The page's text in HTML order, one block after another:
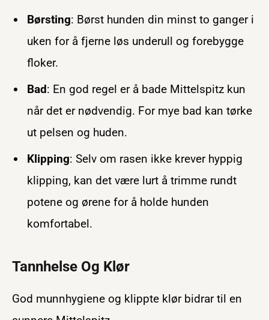
Børsting: Børst hunden din minst to ganger i
uken for å fjerne løs underull og forebygge
floker.
Bad: En god regel er å bade Mittelspitz kun
når det er nødvendig. For mye bad kan tørke
ut pelsen og huden.
Klipping: Selv om rasen ikke krever hyppig
klipping, kan det være lurt å trimme rundt
potene og ørene for å holde hunden
komfortabel.
Tannhelse Og Klør
God munnhygiene og klippte klør bidrar til en